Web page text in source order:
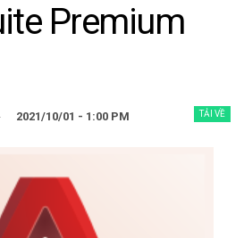
Premium
TẢI VỀ
2021/10/01 - 1:00 PM